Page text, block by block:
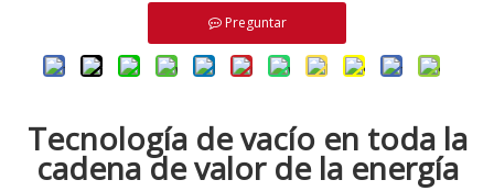
Preguntar
Tecnología de vacío en toda la
cadena de valor de la energía